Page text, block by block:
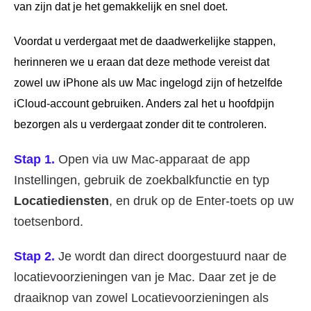
van zijn dat je het gemakkelijk en snel doet.
Voordat u verdergaat met de daadwerkelijke stappen,
herinneren we u eraan dat deze methode vereist dat
zowel uw iPhone als uw Mac ingelogd zijn of hetzelfde
iCloud-account gebruiken. Anders zal het u hoofdpijn
bezorgen als u verdergaat zonder dit te controleren.
Stap 1. Open via uw Mac-apparaat de app
Instellingen, gebruik de zoekbalkfunctie en typ
Locatiediensten, en druk op de Enter-toets op uw
toetsenbord.
Stap 2. Je wordt dan direct doorgestuurd naar de
locatievoorzieningen van je Mac. Daar zet je de
draaiknop van zowel Locatievoorzieningen als